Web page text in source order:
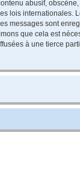
abusif,
lois internationales.
messages sont
que cela est
à une tierce